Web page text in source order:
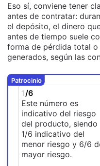
Eso sí, conviene tener
antes de contratar:
el depósito, el dinero
antes de tiempo suele
forma de pérdida total
generados, según las
Patrocinio
1/6
Este número es
indicativo del riesgo
del producto, siendo
1/6 indicativo del
menor riesgo y 6/6
mayor riesgo.